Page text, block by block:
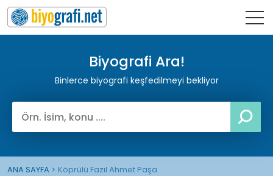
Biyografi Ara!
Binlerce biyografi keşfedilmeyi bekliyor
ANA SAYFA Köprülü Fazıl Ahmet Paşa